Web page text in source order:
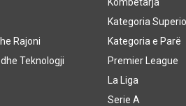
Rajoni
Teknologji
Kategoria
Kategoria e Parë
Premier League
La Liga
Serie A